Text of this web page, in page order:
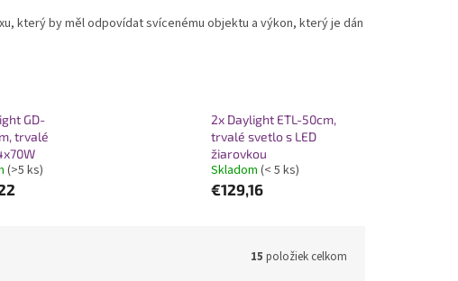
který by měl odpovídat svícenému objektu a výkon, který je dán
GD-
trvalé
(>5 ks)
2x Daylight ETL-50cm,
trvalé svetlo s LED
žiarovkou
Skladom (< 5 ks)
€129,16
15 položiek celkom